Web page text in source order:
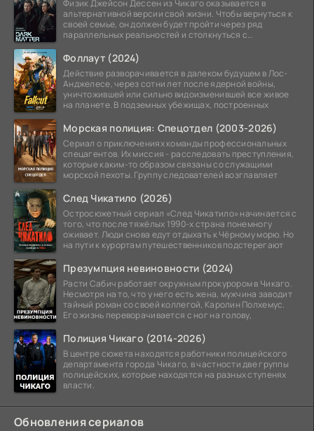
Физик Джейсон Дессен из Чикаго оказывается в
альтернативной версии свой жизни. Чтобы вернуться к
своей семье, он должен будет пройти через ряд
параллельных реальностей и столкнуться с
Фоллаут (2024)
Действие разворачивается в далеком будущем в Лос-
Анджелесе, через сотни лет после ядерной войны,
уничтожившей или сильно видоизменившей все живое
на планете. В подземных убежищах, построенных
Морская полиция: Спецотдел (2003-2026)
Сериал о приключениях команды профессиональных
спецагентов. Их миссия - расследовать преступления,
которые каким-то образом связаны со служащими
морской пехоты. Группу следователей возглавляет
След Чикатило (2026)
Остросюжетный сериал «След Чикатило» начинается с
того, что после тяжёлых 1990-х страна понемногу
оживает. Люди снова едут отдыхать к Чёрному морю. Но
на пути к курортам путешественников подстерегают
Презумпция невиновности (2024)
Расти Сабич работает окружным прокурором в Чикаго.
Несмотря на то, что у него есть жена, мужчина заводит
тайный роман со своей коллегой, Каролин Полхемус.
Его жизнь переворачивается с ног на голову,
Полиция Чикаго (2014-2026)
В центре сюжета находятся работники полицейского
департамента города Чикаго, в частности две группы
полицейских, которые находятся на разных ступенях
власти.
Обновления сериалов